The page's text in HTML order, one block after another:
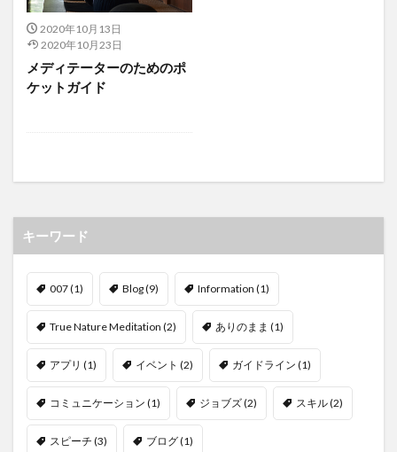
2020年10月13日
2020年10月23日
メディテーターのためのポ
ケットガイド
キーワード
007(1) Blog(9) Information (1)
True Nature Meditation (2) ありのまま (1)
アプリ (1) イベント (2) ガイドライン (1)
コミュニケーション (1) ジョブズ(2) スキル(2)
スピーチ (3) ブログ(1)